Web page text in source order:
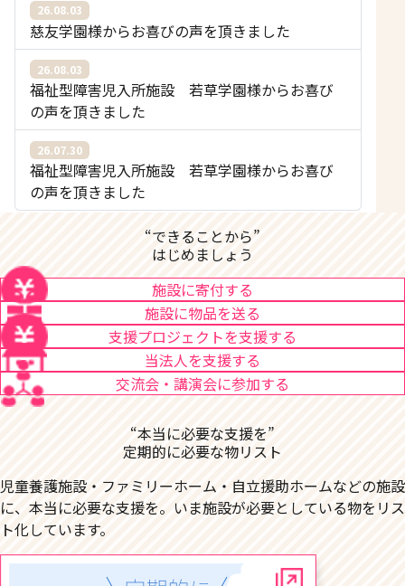
26.08.03
慈友学園様からお喜びの声を頂きました
26.08.03
福祉型障害児入所施設 若草学園様からお喜び
の声を頂きました
26.07.30
福祉型障害児入所施設 若草学園様からお喜び
の声を頂きました
“できることから”
はじめましょう
施設に寄付する
施設に物品を送る
支援プロジェクトを支援する
当法人を支援する
交流会・講演会に参加する
“本当に必要な支援を”
定期的に必要な物リスト
児童養護施設・ファミリーホーム・自立援助ホームなどの施設
に、本当に必要な支援を。いま施設が必要としている物をリス
ト化しています。